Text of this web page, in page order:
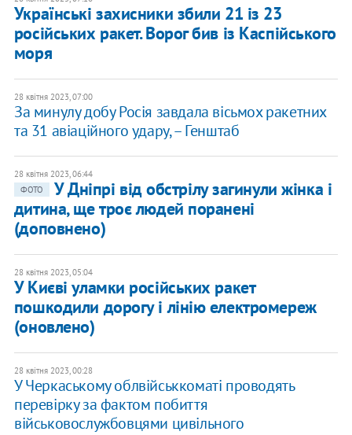
Українські захисники збили 21 із 23
російських ракет. Ворог бив із Каспійського
моря
28 квітня 2023, 07:00
За минулу добу Росія завдала вісьмох ракетних
та 31 авіаційного удару, – Генштаб
28 квітня 2023, 06:44
ФОТО
У Дніпрі від обстрілу загинули жінка і
дитина, ще троє людей поранені
(доповнено)
28 квітня 2023, 05:04
У Києві уламки російських ракет
пошкодили дорогу і лінію електромереж
(оновлено)
28 квітня 2023, 00:28
У Черкаському облвійськкоматі проводять
перевірку за фактом побиття
військовослужбовцями цивільного